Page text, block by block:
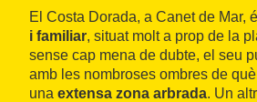
El Costa Dorada, a Canet de Mar,
i familiar, situat molt a prop de la
sense cap mena de dubte, el seu
amb les nombroses ombres de
una extensa zona arbrada. Un